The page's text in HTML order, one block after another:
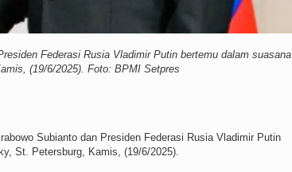
Federasi Rusia Vladimir Putin bertemu dalam suasana
(19/6/2025). Foto: BPMI Setpres
Subianto dan Presiden Federasi Rusia Vladimir Putin
St. Petersburg, Kamis, (19/6/2025).